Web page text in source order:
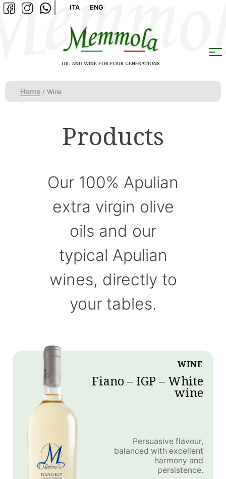
Skip
ITA ENG
OIL AND WINE FOR FOUR GENERATIONS
Home / Wine
Products
Our 100% Apulian
extra virgin olive
oils and our
typical Apulian
wines, directly to
your tables.
WINE
Fiano – IGP – White
wine
Persuasive flavour,
balanced with excellent
harmony and
persistence.